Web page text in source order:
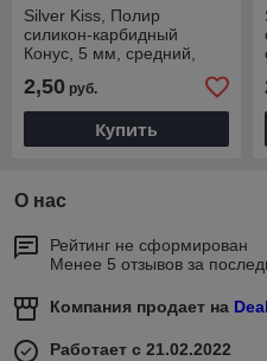
Silver Kiss, Полир
силикон-карбидный
Конус, 5 мм, средний,
2,50 руб.
Купить
О нас
Рейтинг не сформирован
Менее 5 отзывов за
Компания продает на
Работает с 21.02.2022